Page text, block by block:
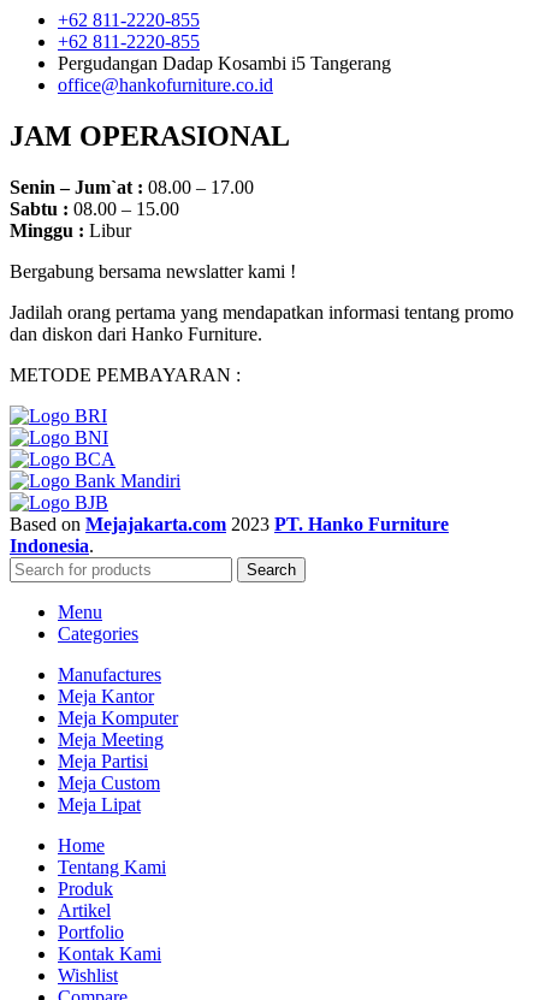
+62 811-2220-855
+62 811-2220-855
Pergudangan Dadap Kosambi i5 Tangerang
office@hankofurniture.co.id
JAM OPERASIONAL
Senin – Jum`at : 08.00 – 17.00
Sabtu : 08.00 – 15.00
Minggu : Libur
Bergabung bersama newslatter kami !
Jadilah orang pertama yang mendapatkan informasi tentang promo
dan diskon dari Hanko Furniture.
METODE PEMBAYARAN :
Based on Mejajakarta.com 2023 PT. Hanko Furniture
Indonesia.
Search
Menu
Categories
Manufactures
Meja Kantor
Meja Komputer
Meja Meeting
Meja Partisi
Meja Custom
Meja Lipat
Home
Tentang Kami
Produk
Artikel
Portfolio
Kontak Kami
Wishlist